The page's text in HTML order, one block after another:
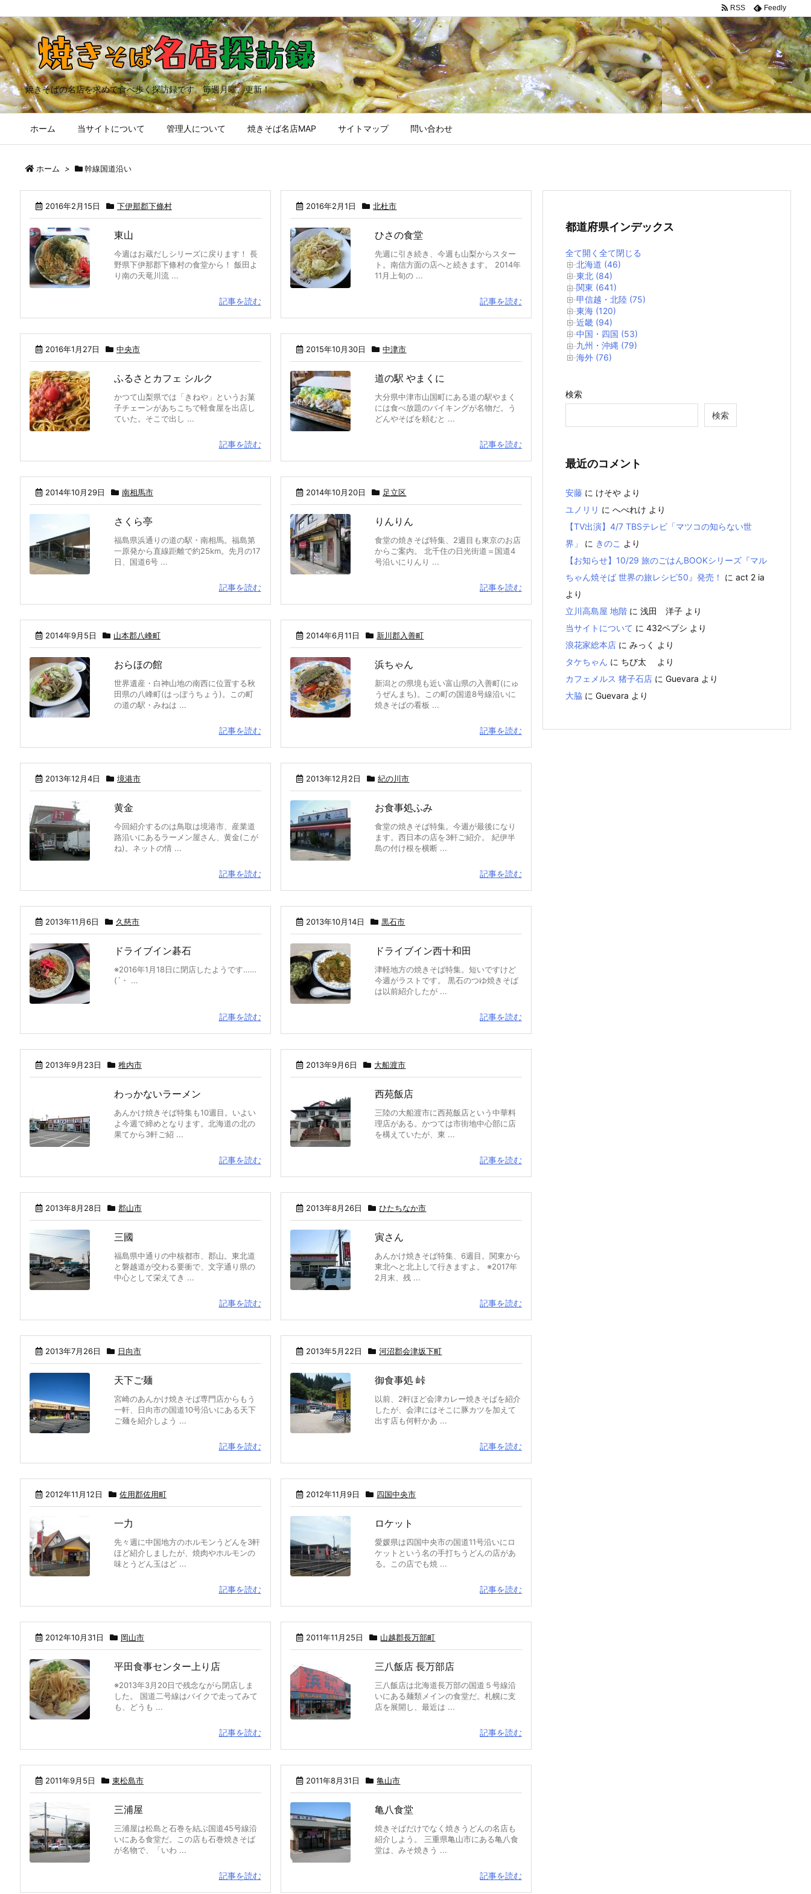
焼きそばの名店を求めて食べ歩く探訪録です。毎週月曜、更新！
ホーム 当サイトについて 管理人について 焼きそば名店MAP サイトマップ 問い合わせ
RSS Feedly
ホーム > 幹線国道沿い
2016年2月15日 下伊那郡下條村
東山
今週はお蔵だしシリーズに戻ります！ 長
野県下伊那郡下條村の食堂から！ 飯田よ
り南の天竜川流 ...
記事を読む
2016年2月1日 北杜市
ひさの食堂
先週に引き続き、今週も山梨からスター
ト。南信方面の店へと続きます。 2014年
11月上旬の ...
記事を読む
2016年1月27日 中央市
ふるさとカフェ シルク
かつて山梨県では「きねや」というお菓
子チェーンがあちこちで軽食屋を出店し
ていた。そこで出し ...
記事を読む
2015年10月30日 中津市
道の駅 やまくに
大分県中津市山国町にある道の駅やまく
には食べ放題のバイキングが名物だ。う
どんやそばを頼むと ...
記事を読む
2014年10月29日 南相馬市
さくら亭
福島県浜通りの道の駅・南相馬。福島第
一原発から直線距離で約25km。先月の17
日、国道6号 ...
記事を読む
2014年10月20日 足立区
りんりん
食堂の焼きそば特集、2週目も東京のお店
からご案内。 北千住の日光街道＝国道4
号沿いにりんり ...
記事を読む
2014年9月5日 山本郡八峰町
おらほの館
世界遺産・白神山地の南西に位置する秋
田県の八峰町(はっぽうちょう)。この町
の道の駅・みねは ...
記事を読む
2014年6月11日 新川郡入善町
浜ちゃん
新潟との県境も近い富山県の入善町(にゅ
うぜんまち)。この町の国道8号線沿いに
焼きそばの看板 ...
記事を読む
2013年12月4日 境港市
黄金
今回紹介するのは鳥取は境港市、産業道
路沿いにあるラーメン屋さん、黄金(こが
ね)。ネットの情 ...
記事を読む
2013年12月2日 紀の川市
お食事処ふみ
食堂の焼きそば特集。今週が最後になり
ます。西日本の店を3軒ご紹介。 紀伊半
島の付け根を横断 ...
記事を読む
2013年11月6日 久慈市
ドライブイン碁石
※2016年1月18日に閉店したようです……
(´・ ...
記事を読む
2013年10月14日 黒石市
ドライブイン西十和田
津軽地方の焼きそば特集。短いですけど
今週がラストです。 黒石のつゆ焼きそば
は以前紹介したが ...
記事を読む
2013年9月23日 稚内市
わっかないラーメン
あんかけ焼きそば特集も10週目。いよい
よ今週で締めとなります。北海道の北の
果てから3軒ご紹 ...
記事を読む
2013年9月6日 大船渡市
西苑飯店
三陸の大船渡市に西苑飯店という中華料
理店がある。かつては市街地中心部に店
を構えていたが、東 ...
記事を読む
2013年8月28日 郡山市
三國
福島県中通りの中核都市、郡山。東北道
と磐越道が交わる要衝で、文字通り県の
中心として栄えてき ...
記事を読む
2013年8月26日 ひたちなか市
寅さん
あんかけ焼きそば特集、6週目。関東から
東北へと北上して行きますよ。 ※2017年
2月末、残 ...
記事を読む
2013年7月26日 日向市
天下ご麺
宮崎のあんかけ焼きそば専門店からもう
一軒、日向市の国道10号沿いにある天下
ご麺を紹介しよう ...
記事を読む
2013年5月22日 河沼郡会津坂下町
御食事処 峠
以前、2軒ほど会津カレー焼きそばを紹介
したが、会津にはそこに豚カツを加えて
出す店も何軒かあ ...
記事を読む
2012年11月12日 佐用郡佐用町
一力
先々週に中国地方のホルモンうどんを3軒
ほど紹介しましたが、焼肉やホルモンの
味とうどん玉はど ...
記事を読む
2012年11月9日 四国中央市
ロケット
愛媛県は四国中央市の国道11号沿いにロ
ケットという名の手打ちうどんの店があ
る。この店でも焼 ...
記事を読む
2012年10月31日 岡山市
平田食事センター上り店
※2013年3月20日で残念ながら閉店しま
した。 国道二号線はバイクで走ってみて
も、どうも ...
記事を読む
2011年11月25日 山越郡長万部町
三八飯店 長万部店
三八飯店は北海道長万部の国道５号線沿
いにある麺類メインの食堂だ。札幌に支
店を展開し、最近は ...
記事を読む
2011年9月5日 東松島市
三浦屋
三浦屋は松島と石巻を結ぶ国道45号線沿
いにある食堂だ。この店も石巻焼きそば
が名物で、「いわ ...
記事を読む
2011年8月31日 亀山市
亀八食堂
焼きそばだけでなく焼きうどんの名店も
紹介しよう。 三重県亀山市にある亀八食
堂は、みそ焼きう ...
記事を読む
都道府県インデックス
全て開く 全て閉じる
北海道 (46)
東北 (84)
関東 (641)
甲信越・北陸 (75)
東海 (120)
近畿 (94)
中国・四国 (53)
九州・沖縄 (79)
海外 (76)
検索
検索
最近のコメント
安藤 に けそや より
ユノリリ に へべれけ より
【TV出演】4/7 TBSテレビ「マツコの知らない世
界」
に きのこ より
【お知らせ】10/29 旅のごはんBOOKシリーズ『マル
ちゃん焼そば 世界の旅レシピ50』発売！
に act 2 ia
より
立川高島屋 地階 に 浅田 洋子 より
当サイトについて に 432ペプシ より
浪花家総本店 に みっく
より
タケちゃん に ちび太
より
カフェメルス 猪子石店 に Guevara より
大脇 に Guevara より